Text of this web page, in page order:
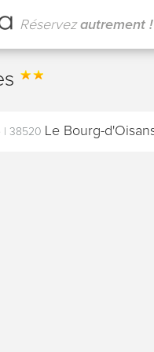
Réservezautrement !
38520 Le Bourg-